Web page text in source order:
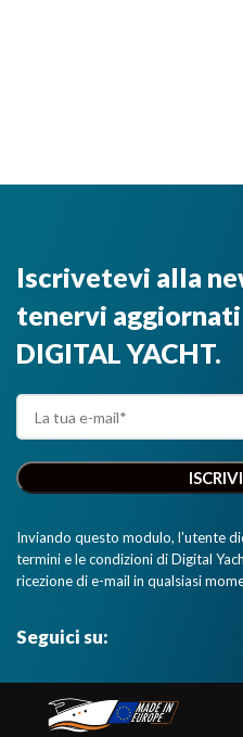
Iscrivetevi alla
tenervi
DIGITAL YACHT.
Inviando questo modulo, l'utente
termini e le condizioni di Digital
ricezione di e-mail in qualsiasi
Seguici su: